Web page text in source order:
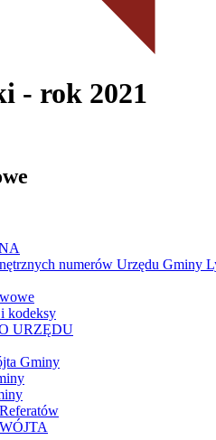
- rok 2021
numerów Urzędu Gminy
kodeksy
URZĘDU
Gminy